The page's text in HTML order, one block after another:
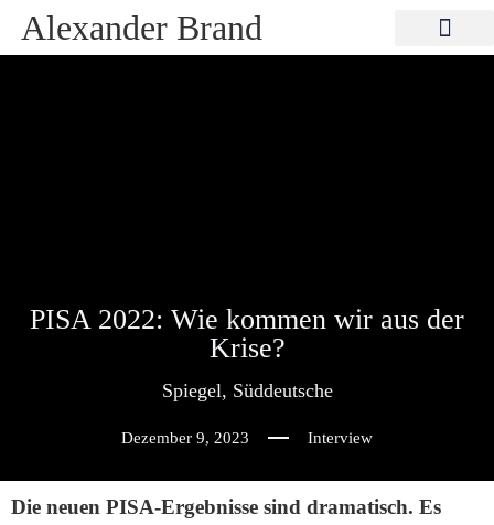
Alexander Brand
PISA 2022: Wie kommen wir aus der
Krise?
Spiegel, Süddeutsche
Dezember 9, 2023 Interview
Die neuen PISA-Ergebnisse sind dramatisch. Es